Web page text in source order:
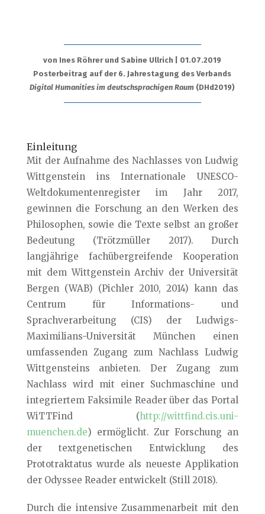
von Ines Röhrer und Sabine Ullrich | 01.07.2019
Posterbeitrag auf der 6. Jahrestagung des Verbands
Digital Humanities im deutschsprachigen Raum (DHd2019)
Einleitung
Mit der Aufnahme des Nachlasses von Ludwig
Wittgenstein ins Internationale UNESCO-
Weltdokumentenregister im Jahr 2017,
gewinnen die Forschung an den Werken des
Philosophen, sowie die Texte selbst an großer
Bedeutung (Trötzmüller 2017). Durch
langjährige fachübergreifende Kooperation
mit dem Wittgenstein Archiv der Universität
Bergen (WAB) (Pichler 2010, 2014) kann das
Centrum für Informations- und
Sprachverarbeitung (CIS) der Ludwigs-
Maximilians-Universität München einen
umfassenden Zugang zum Nachlass Ludwig
Wittgensteins anbieten. Der Zugang zum
Nachlass wird mit einer Suchmaschine und
integriertem Faksimile Reader über das Portal
WiTTFind (http://wittfind.cis.uni-
muenchen.de) ermöglicht. Zur Forschung an
der textgenetischen Entwicklung des
Prototraktatus wurde als neueste Applikation
der Odyssee Reader entwickelt (Still 2018).
Durch die intensive Zusammenarbeit mit den